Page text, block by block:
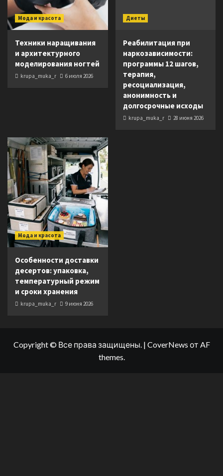
Мода и красота
Техники наращивания
и архитектурного
моделирования ногтей
krupa_muka_r 6 июля 2026
Диеты
Реабилитация при
наркозависимости:
программы 12 шагов,
терапия,
ресоциализация,
анонимность и
долгосрочные исходы
krupa_muka_r 28 июня 2026
Мода и красота
Особенности доставки
десертов: упаковка,
температурный режим
и сроки хранения
krupa_muka_r 9 июня 2026
Copyright © Все права защищены. | CoverNews от AF
themes.